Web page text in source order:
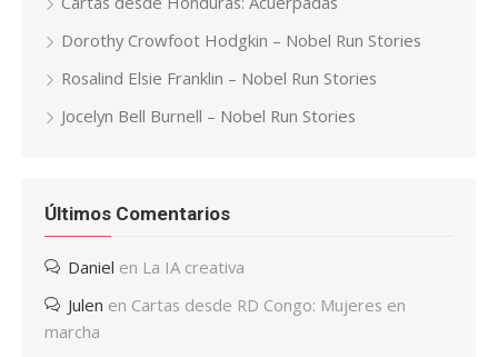
Dorothy Crowfoot Hodgkin – Nobel Run Stories
Rosalind Elsie Franklin – Nobel Run Stories
Jocelyn Bell Burnell – Nobel Run Stories
Últimos Comentarios
Daniel en La IA creativa
Julen en Cartas desde RD Congo: Mujeres en
marcha